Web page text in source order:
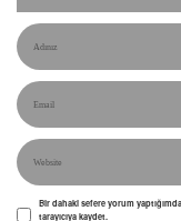
Bir dahaki sefere yorum
tarayıcıya kaydet.